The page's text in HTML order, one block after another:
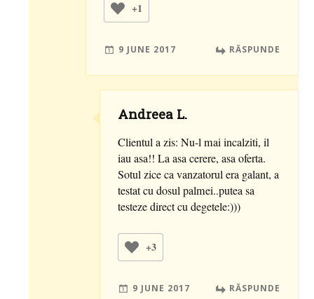
+1
9 JUNE 2017 RĂSPUNDE
Andreea L.
Clientul a zis: Nu-l mai incalziti, il
iau asa!! La asa cerere, asa oferta.
Sotul zice ca vanzatorul era galant, a
testat cu dosul palmei..putea sa
testeze direct cu degetele:)))
+3
9 JUNE 2017 RĂSPUNDE